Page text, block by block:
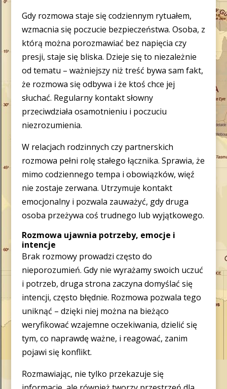
Gdy rozmowa staje się codziennym rytuałem,
wzmacnia się poczucie bezpieczeństwa. Osoba, z
którą można porozmawiać bez napięcia czy
presji, staje się bliska. Dzieje się to niezależnie
od tematu – ważniejszy niż treść bywa sam fakt,
że rozmowa się odbywa i że ktoś chce jej
słuchać. Regularny kontakt słowny
przeciwdziała osamotnieniu i poczuciu
niezrozumienia.
W relacjach rodzinnych czy partnerskich
rozmowa pełni rolę stałego łącznika. Sprawia, że
mimo codziennego tempa i obowiązków, więź
nie zostaje zerwana. Utrzymuje kontakt
emocjonalny i pozwala zauważyć, gdy druga
osoba przeżywa coś trudnego lub wyjątkowego.
Rozmowa ujawnia potrzeby, emocje i
intencje
Brak rozmowy prowadzi często do
nieporozumień. Gdy nie wyrażamy swoich uczuć
i potrzeb, druga strona zaczyna domyślać się
intencji, często błędnie. Rozmowa pozwala tego
uniknąć – dzięki niej można na bieżąco
weryfikować wzajemne oczekiwania, dzielić się
tym, co naprawdę ważne, i reagować, zanim
pojawi się konflikt.
Rozmawiając, nie tylko przekazuje się